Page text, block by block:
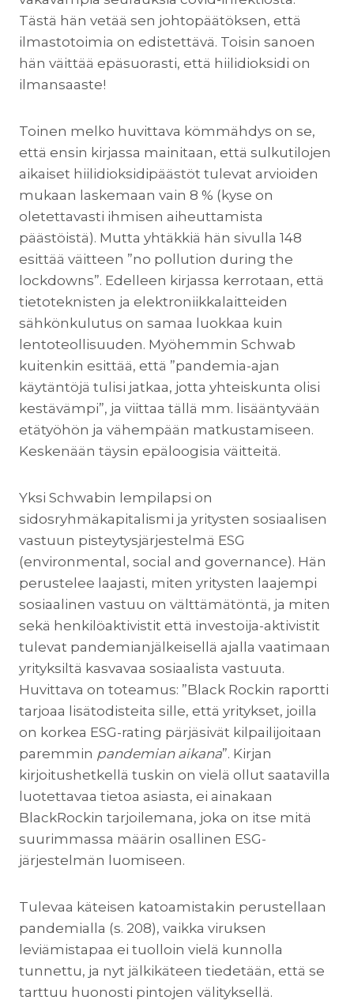
Tästä hän vetää sen johtopäätöksen, että
ilmastotoimia on edistettävä. Toisin sanoen
hän väittää epäsuorasti, että hiilidioksidi on
ilmansaaste!
Toinen melko huvittava kömmähdys on se,
että ensin kirjassa mainitaan, että sulkutilojen
aikaiset hiilidioksidipäästöt tulevat arvioiden
mukaan laskemaan vain 8 % (kyse on
oletettavasti ihmisen aiheuttamista
päästöistä). Mutta yhtäkkiä hän sivulla 148
esittää väitteen ”no pollution during the
lockdowns”. Edelleen kirjassa kerrotaan, että
tietoteknisten ja elektroniikkalaitteiden
sähkönkulutus on samaa luokkaa kuin
lentoteollisuuden. Myöhemmin Schwab
kuitenkin esittää, että ”pandemia-ajan
käytäntöjä tulisi jatkaa, jotta yhteiskunta olisi
kestävämpi”, ja viittaa tällä mm. lisääntyvään
etätyöhön ja vähempään matkustamiseen.
Keskenään täysin epäloogisia väitteitä.
Yksi Schwabin lempilapsi on
sidosryhmäkapitalismi ja yritysten sosiaalisen
vastuun pisteytysjärjestelmä ESG
(environmental, social and governance). Hän
perustelee laajasti, miten yritysten laajempi
sosiaalinen vastuu on välttämätöntä, ja miten
sekä henkilöaktivistit että investoija-aktivistit
tulevat pandemianjälkeisellä ajalla vaatimaan
yrityksiltä kasvavaa sosiaalista vastuuta.
Huvittava on toteamus: ”Black Rockin raportti
tarjoaa lisätodisteita sille, että yritykset, joilla
on korkea ESG-rating pärjäsivät kilpailijoitaan
paremmin pandemian aikana”. Kirjan
kirjoitushetkellä tuskin on vielä ollut saatavilla
luotettavaa tietoa asiasta, ei ainakaan
BlackRockin tarjoilemana, joka on itse mitä
suurimmassa määrin osallinen ESG-
järjestelmän luomiseen.
Tulevaa käteisen katoamistakin perustellaan
pandemialla (s. 208), vaikka viruksen
leviämistapaa ei tuolloin vielä kunnolla
tunnettu, ja nyt jälkikäteen tiedetään, että se
tarttuu huonosti pintojen välityksellä.